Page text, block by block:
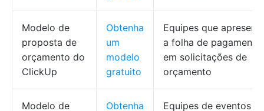
Modelo de
proposta de
orçamento do
ClickUp
Obtenha
um
modelo
gratuito
Equipes que
a folha de pagamento
em solicitações de
orçamento
Modelo de
Obtenha
Equipes de eventos